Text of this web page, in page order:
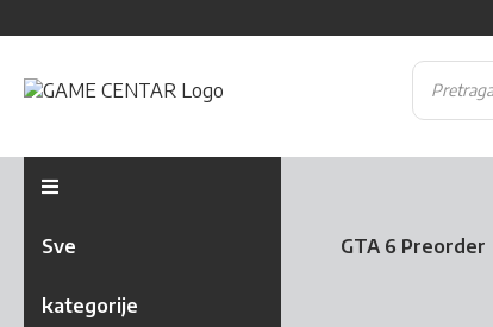
Sve
kategorije
GTA 6 Preorder